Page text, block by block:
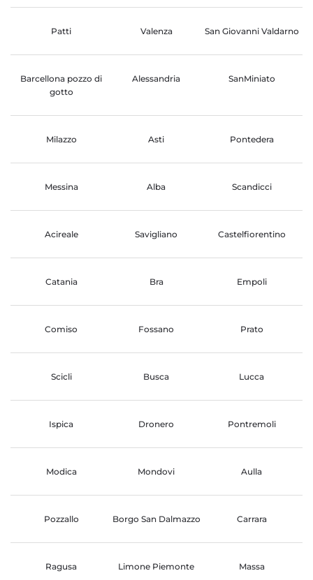
Patti Valenza San Giovanni Valdarno
Barcellona pozzo di
gotto
Alessandria SanMiniato
Milazzo Asti Pontedera
Messina Alba Scandicci
Acireale Savigliano Castelfiorentino
Catania Bra Empoli
Comiso Fossano Prato
Scicli Busca Lucca
Ispica Dronero Pontremoli
Modica Mondovi Aulla
Pozzallo Borgo San Dalmazzo Carrara
Ragusa Limone Piemonte Massa